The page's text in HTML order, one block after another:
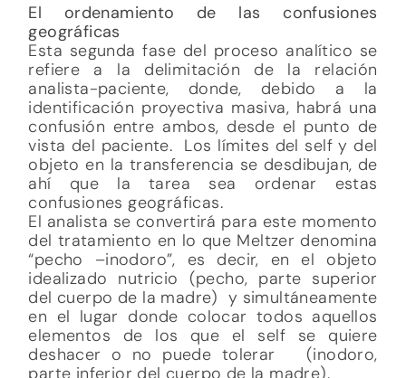
El ordenamiento de las confusiones
geográficas
Esta segunda fase del proceso analítico se
refiere a la delimitación de la relación
analista-paciente, donde, debido a la
identificación proyectiva masiva, habrá una
confusión entre ambos, desde el punto de
vista del paciente. Los límites del self y del
objeto en la transferencia se desdibujan, de
ahí que la tarea sea ordenar estas
confusiones geográficas.
El analista se convertirá para este momento
del tratamiento en lo que Meltzer denomina
“pecho –inodoro”, es decir, en el objeto
idealizado nutricio (pecho, parte superior
del cuerpo de la madre) y simultáneamente
en el lugar donde colocar todos aquellos
elementos de los que el self se quiere
deshacer o no puede tolerar (inodoro,
parte inferior del cuerpo de la madre).